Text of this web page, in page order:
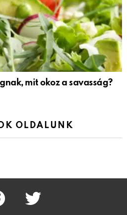
mit okoz a savasság?
OLDALUNK
facebook twitter